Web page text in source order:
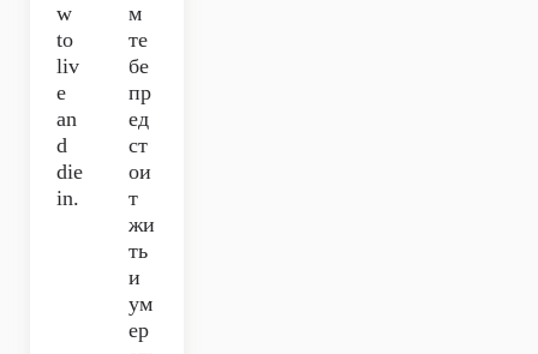
w
to
liv
e
an
d
die
in.
м
те
бе
пр
ед
ст
ои
т
жи
ть
и
ум
ер